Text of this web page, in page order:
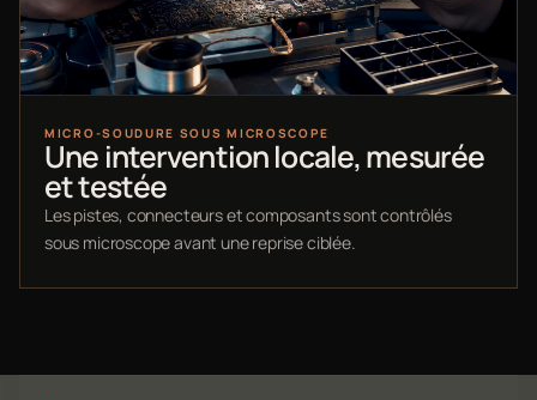
MICRO-SOUDURE SOUS MICROSCOPE
Une intervention locale, mesurée
et testée
Les pistes, connecteurs et composants sont contrôlés
sous microscope avant une reprise ciblée.